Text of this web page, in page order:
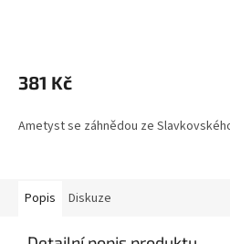
381 Kč
Ametyst se záhnědou ze
Popis Diskuze